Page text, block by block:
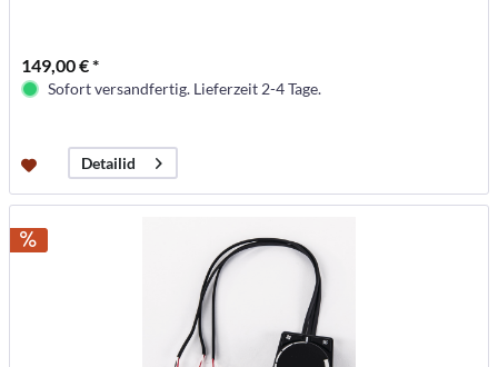
149,00 € *
Sofort versandfertig. Lieferzeit 2-4 Tage.
Detailid